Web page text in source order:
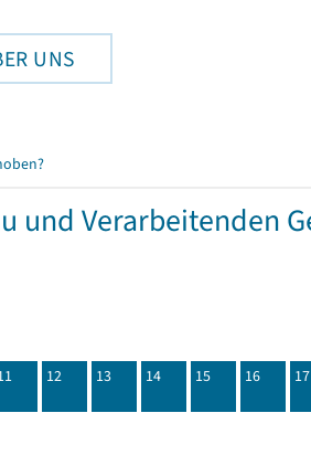
UNS
und Verarbeitenden
12 13 14 15 16 17